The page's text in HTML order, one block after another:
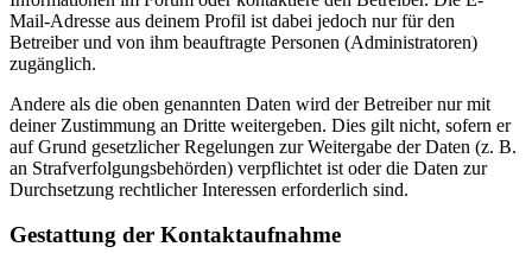
Mail-Adresse aus deinem Profil ist dabei jedoch nur für den
Betreiber und von ihm beauftragte Personen (Administratoren)
zugänglich.
Andere als die oben genannten Daten wird der Betreiber nur mit
deiner Zustimmung an Dritte weitergeben. Dies gilt nicht, sofern er
auf Grund gesetzlicher Regelungen zur Weitergabe der Daten (z. B.
an Strafverfolgungsbehörden) verpflichtet ist oder die Daten zur
Durchsetzung rechtlicher Interessen erforderlich sind.
Gestattung der Kontaktaufnahme